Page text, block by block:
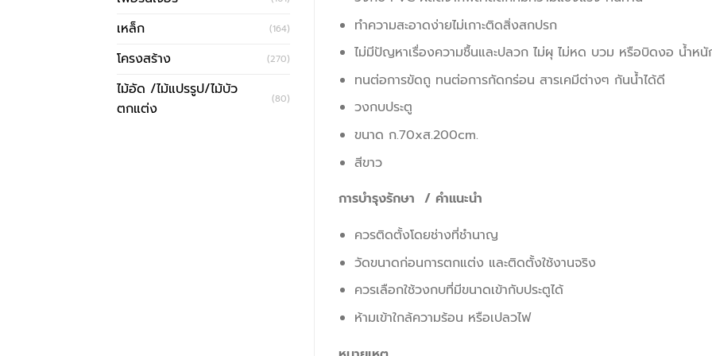
เหล็ก (164)
โครงสร้าง (270)
ไม้อัด /ไม้แปรรูป/ไม้บัว
ตกแต่ง
(80)
ทำความสะอาดง่ายไม่เกาะติดสิ่งสกปรก
ไม่มีปัญหาเรื่องความชื้นและปลวก ไม่ผุ ไม่หด บวม หรือบิดงอ น้ำหนั
ทนต่อการขัดถู ทนต่อการกัดกร่อน สารเคมีต่างๆ กันน้ำได้ดี
วงกบประตู
ขนาด ก.70xส.200cm.
สีขาว
การบำรุงรักษา / คำแนะนำ
ควรติดตั้งโดยช่างที่ชำนาญ
วัดขนาดก่อนการตกแต่ง และติดตั้งใช้งานจริง
ควรเลือกใช้วงกบที่มีขนาดเข้ากับประตูได้
ห้ามเข้าใกล้ความร้อน หรือเปลวไฟ